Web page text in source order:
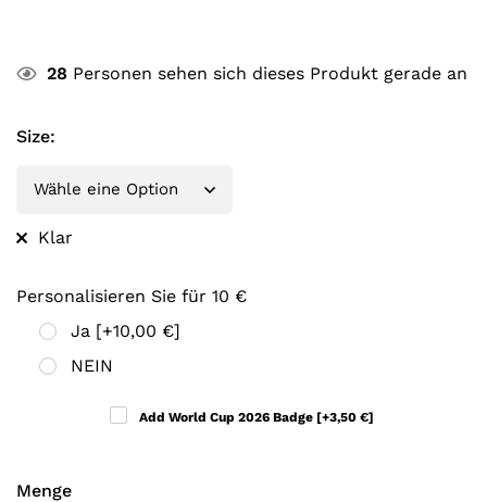
28 Personen sehen sich dieses Produkt gerade an
Size:
Klar
Personalisieren Sie für 10 €
Ja [+10,00 €]
NEIN
Add World Cup 2026 Badge [+3,50 €]
Menge